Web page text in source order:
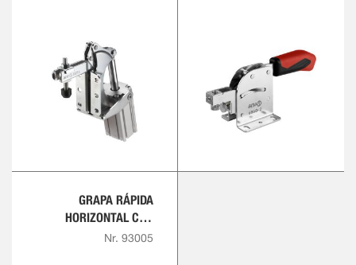
GRAPA RÁPIDA
HORIZONTAL CON
EMPUÑADURA ROJA
Nr. 93005